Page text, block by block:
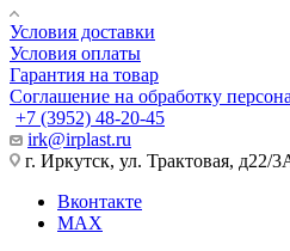
Условия доставки
Условия оплаты
Гарантия на товар
Соглашение на обработку
+7 (3952) 48-20-45
irk@irplast.ru
г. Иркутск, ул. Трактовая, д22/
Вконтакте
MAX